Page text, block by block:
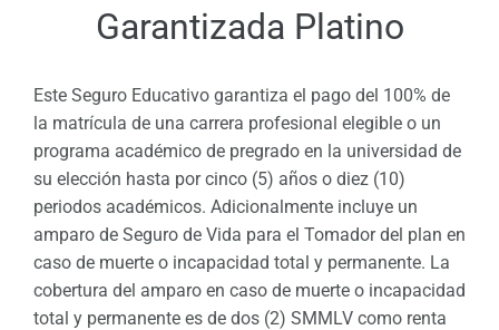
Garantizada Platino
Este Seguro Educativo garantiza el pago del 100% de
la matrícula de una carrera profesional elegible o un
programa académico de pregrado en la universidad de
su elección hasta por cinco (5) años o diez (10)
periodos académicos. Adicionalmente incluye un
amparo de Seguro de Vida para el Tomador del plan en
caso de muerte o incapacidad total y permanente. La
cobertura del amparo en caso de muerte o incapacidad
total y permanente es de dos (2) SMMLV como renta